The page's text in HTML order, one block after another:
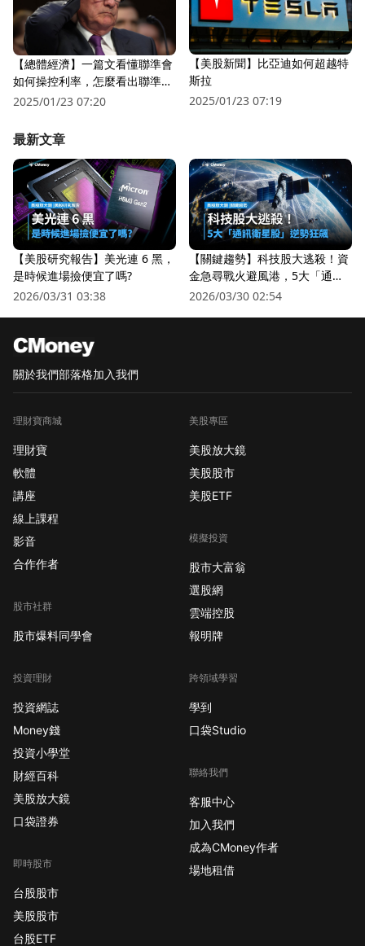
【總體經濟】一篇文看懂聯準會
如何操控利率，怎麼看出聯準會
不得不降息?
2025/01/23 07:20
【美股新聞】比亞迪如何超越特
斯拉
2025/01/23 07:19
最新文章
【美股研究報告】美光連 6 黑，
是時候進場撿便宜了嗎?
2026/03/31 03:38
【關鍵趨勢】科技股大逃殺！資
金急尋戰火避風港，5大「通訊
衛星股」逆勢狂飆
2026/03/30 02:54
關於我們部落格加入我們
理財寶商城
理財寶
軟體
講座
線上課程
影音
合作作者
股市社群
股市爆料同學會
投資理財
投資網誌
Money錢
投資小學堂
財經百科
美股放大鏡
口袋證券
即時股市
台股股市
美股股市
台股ETF
美股專區
美股放大鏡
美股股市
美股ETF
模擬投資
股市大富翁
選股網
雲端控股
報明牌
跨領域學習
學到
口袋Studio
聯絡我們
客服中心
加入我們
成為CMoney作者
場地租借